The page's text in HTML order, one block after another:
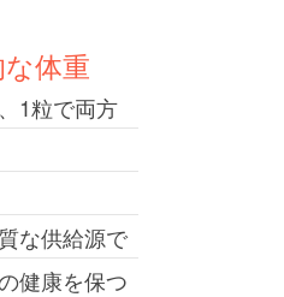
体重
1粒で両方
な供給源で
健康を保つ